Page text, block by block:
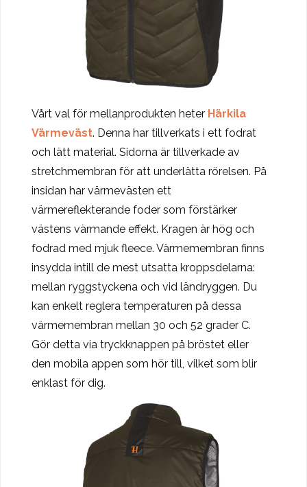
Vårt val för mellanprodukten heter Härkila
Värmeväst. Denna har tillverkats i ett fodrat
och lätt material. Sidorna är tillverkade av
stretchmembran för att underlätta rörelsen. På
insidan har värmevästen ett
värmereflekterande foder som förstärker
västens värmande effekt. Kragen är hög och
fodrad med mjuk fleece. Värmemembran finns
insydda intill de mest utsatta kroppsdelarna:
mellan ryggstyckena och vid ländryggen. Du
kan enkelt reglera temperaturen på dessa
värmemembran mellan 30 och 52 grader C.
Gör detta via tryckknappen på bröstet eller
den mobila appen som hör till, vilket som blir
enklast för dig.